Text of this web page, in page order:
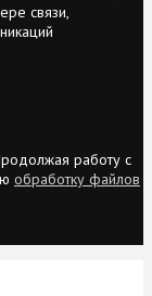
связи,
работу с
обработку файлов